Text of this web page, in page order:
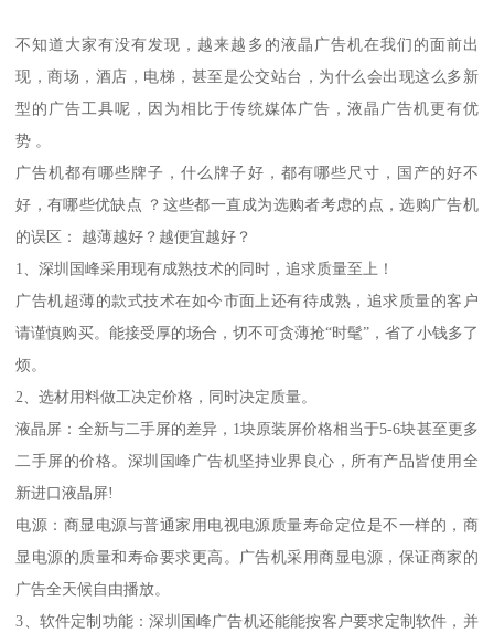
不知道大家有没有发现，越来越多的液晶广告机在我们的面前出
现，商场，酒店，电梯，甚至是公交站台，为什么会出现这么多新
型的广告工具呢，因为相比于传统媒体广告，液晶广告机更有优
势 。
广告机都有哪些牌子，什么牌子好，都有哪些尺寸，国产的好不
好，有哪些优缺点 ？这些都一直成为选购者考虑的点，选购广告机
的误区： 越薄越好？越便宜越好？
1、深圳国峰采用现有成熟技术的同时，追求质量至上！
广告机超薄的款式技术在如今市面上还有待成熟，追求质量的客户
请谨慎购买。能接受厚的场合，切不可贪薄抢“时髦”，省了小钱多了
烦。
2、选材用料做工决定价格，同时决定质量。
液晶屏：全新与二手屏的差异，1块原装屏价格相当于5-6块甚至更多
二手屏的价格。深圳国峰广告机坚持业界良心，所有产品皆使用全
新进口液晶屏!
电源：商显电源与普通家用电视电源质量寿命定位是不一样的，商
显电源的质量和寿命要求更高。广告机采用商显电源，保证商家的
广告全天候自由播放。
3、软件定制功能：深圳国峰广告机还能能按客户要求定制软件，并